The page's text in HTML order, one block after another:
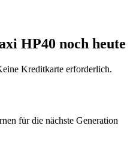
HP40 noch heute
Kreditkarte erforderlich.
für die nächste Generation